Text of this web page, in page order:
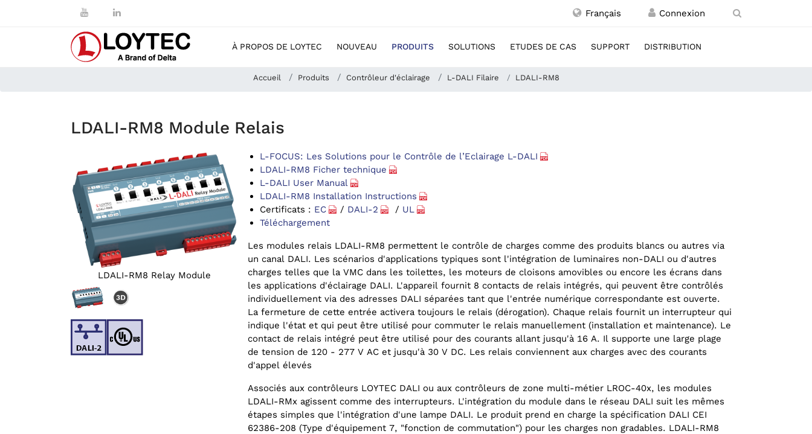
Français
À PROPOS DE LOYTEC NOUVEAU PRODUITS SOLUTIONS ETUDES DE CAS SUPPORT DISTRIBUTION
Accueil Produits Contrôleur d'éclairage L-DALI Filaire LDALI-RM8
LDALI-RM8 Module Relais
LDALI-RM8 Relay Module 3D-Model LDALI-RM8 Relay Module
L-FOCUS: Les Solutions pour le Contrôle de l’Eclairage L-DALI
LDALI-RM8 Ficher technique
L-DALI User Manual
LDALI-RM8 Installation Instructions
Certificats : EC / DALI-2 / UL
Téléchargement
Les modules relais LDALI-RM8 permettent le contrôle de charges comme des produits blancs ou autres via
un canal DALI. Les scénarios d'applications typiques sont l'intégration de luminaires non-DALI ou d'autres
charges telles que la VMC dans les toilettes, les moteurs de cloisons amovibles ou encore les écrans dans
les applications d'éclairage DALI. L'appareil fournit 8 contacts de relais intégrés, qui peuvent être contrôlés
individuellement via des adresses DALI séparées tant que l'entrée numérique correspondante est ouverte.
La fermeture de cette entrée activera toujours le relais (dérogation). Chaque relais fournit un interrupteur qui
indique l'état et qui peut être utilisé pour commuter le relais manuellement (installation et maintenance). Le
contact de relais intégré peut être utilisé pour des courants allant jusqu'à 16 A. Il supporte une large plage
de tension de 120 - 277 V AC et jusqu'à 30 V DC. Les relais conviennent aux charges avec des courants
d'appel élevés
Associés aux contrôleurs LOYTEC DALI ou aux contrôleurs de zone multi-métier LROC-40x, les modules
LDALI-RMx agissent comme des interrupteurs. L'intégration du module dans le réseau DALI suit les mêmes
étapes simples que l'intégration d'une lampe DALI. Le produit prend en charge la spécification DALI CEI
62386-208 (Type d'équipement 7, "fonction de commutation") pour les charges non gradables. LDALI-RM8